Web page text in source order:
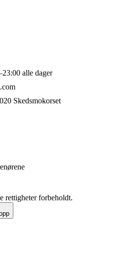
alle dager
Skedsmokorset
rettigheter forbeholdt.